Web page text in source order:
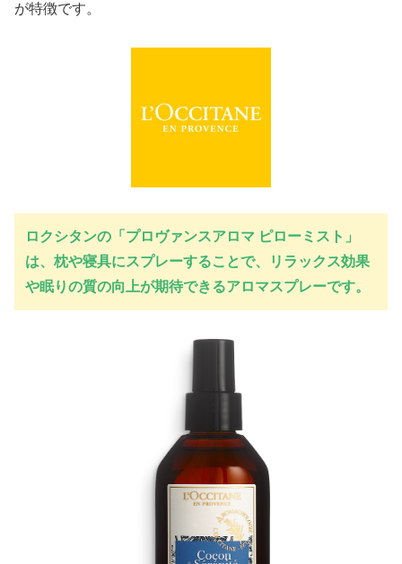
が特徴です。
ロクシタンの「プロヴァンスアロマ ピローミスト」
は、枕や寝具にスプレーすることで、リラックス効果
や眠りの質の向上が期待できるアロマスプレーです。